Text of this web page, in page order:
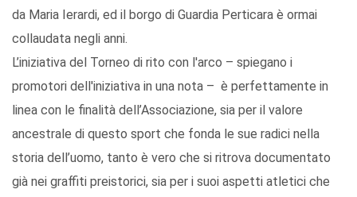
da Maria Ierardi, ed il borgo di Guardia Perticara è ormai
collaudata negli anni.
L’iniziativa del Torneo di rito con l'arco – spiegano i
promotori dell'iniziativa in una nota – è perfettamente in
linea con le finalità dell’Associazione, sia per il valore
ancestrale di questo sport che fonda le sue radici nella
storia dell’uomo, tanto è vero che si ritrova documentato
già nei graffiti preistorici, sia per i suoi aspetti atletici che